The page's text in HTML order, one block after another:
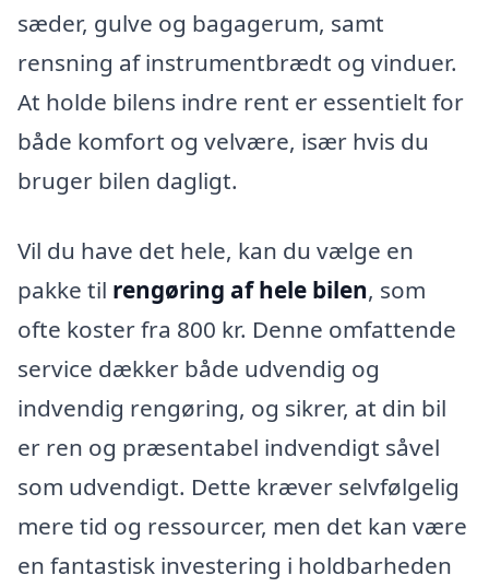
sæder, gulve og bagagerum, samt
rensning af instrumentbrædt og vinduer.
At holde bilens indre rent er essentielt for
både komfort og velvære, især hvis du
bruger bilen dagligt.
Vil du have det hele, kan du vælge en
pakke til rengøring af hele bilen, som
ofte koster fra 800 kr. Denne omfattende
service dækker både udvendig og
indvendig rengøring, og sikrer, at din bil
er ren og præsentabel indvendigt såvel
som udvendigt. Dette kræver selvfølgelig
mere tid og ressourcer, men det kan være
en fantastisk investering i holdbarheden